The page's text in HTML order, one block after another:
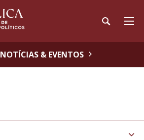
NOTÍCIAS & EVENTOS